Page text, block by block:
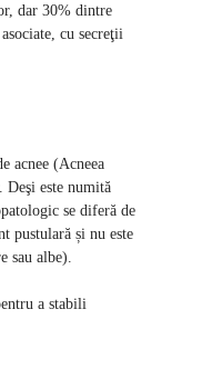
dar 30% dintre
cu secreţii
acnee (Acneea
este numită
se diferă de
pustulară și nu este
sau albe).
a stabili